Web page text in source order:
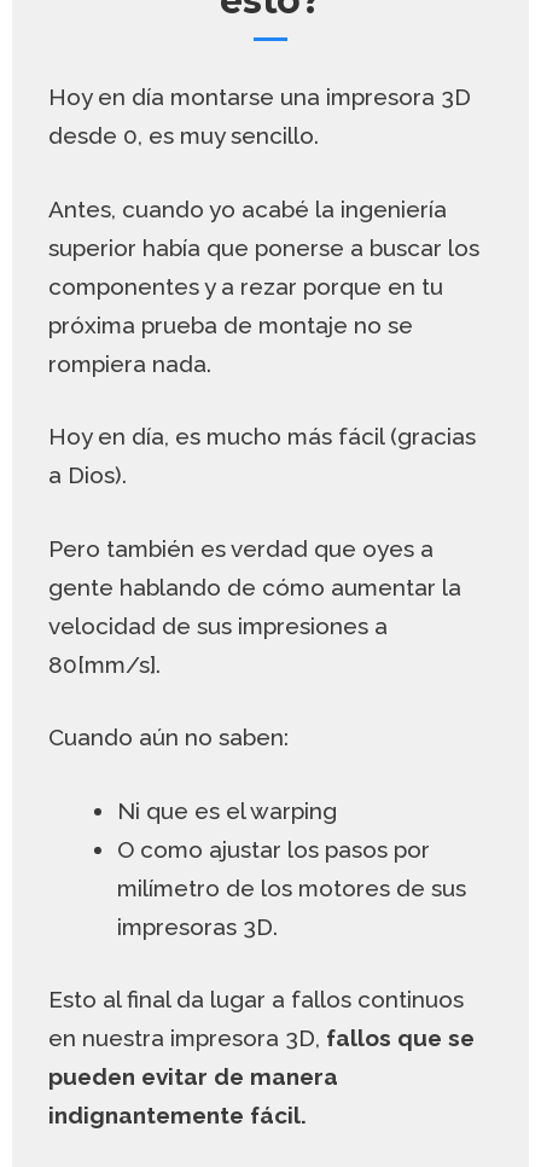
Hoy en día montarse una impresora 3D
desde 0, es muy sencillo.
Antes, cuando yo acabé la ingeniería
superior había que ponerse a buscar los
componentes y a rezar porque en tu
próxima prueba de montaje no se
rompiera nada.
Hoy en día, es mucho más fácil (gracias
a Dios).
Pero también es verdad que oyes a
gente hablando de cómo aumentar la
velocidad de sus impresiones a
80[mm/s].
Cuando aún no saben:
Ni que es el warping
O como ajustar los pasos por
milímetro de los motores de sus
impresoras 3D.
Esto al final da lugar a fallos continuos
en nuestra impresora 3D, fallos que se
pueden evitar de manera
indignantemente fácil.